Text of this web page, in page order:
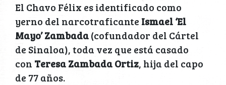
El Chavo Félix es identificado como
yerno del narcotraficante Ismael ‘El
Mayo’ Zambada(cofundador del Cártel
de Sinaloa), toda vez que está casado
con Teresa Zambada Ortiz, hija del capo
de 77 años.